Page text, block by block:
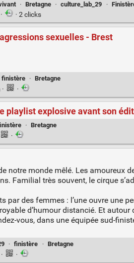
· Bretagne · culture_lab_29 ·
· · 2 clicks
sexuelles - Brest
finistère · Bretagne
· ·
playlist explosive avant son
· Bretagne
·
notre monde mêlé. Les amoureux
Familial très souvent, le cirque
par des femmes : l’une ouvre une
d’humour distancié. Et
vous, dans une équipée sud-
· finistère · Bretagne
· ·